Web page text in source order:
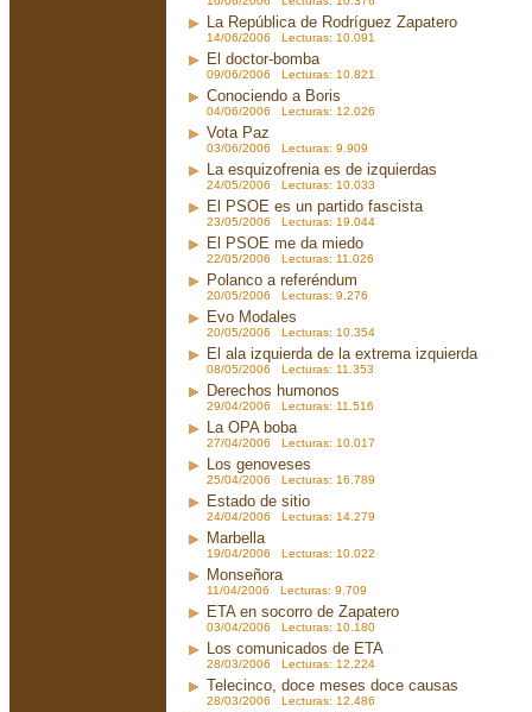
La República de Rodríguez Zapatero
14/06/2006 Lecturas: 10.091
El doctor-bomba
09/06/2006 Lecturas: 10.821
Conociendo a Boris
04/06/2006 Lecturas: 12.026
Vota Paz
03/06/2006 Lecturas: 9.909
La esquizofrenia es de izquierdas
24/05/2006 Lecturas: 10.033
El PSOE es un partido fascista
23/05/2006 Lecturas: 19.044
El PSOE me da miedo
22/05/2006 Lecturas: 11.026
Polanco a referéndum
20/05/2006 Lecturas: 9.276
Evo Modales
20/05/2006 Lecturas: 10.354
El ala izquierda de la extrema izquierda
08/05/2006 Lecturas: 11.353
Derechos humonos
29/04/2006 Lecturas: 11.516
La OPA boba
27/04/2006 Lecturas: 10.017
Los genoveses
25/04/2006 Lecturas: 16.789
Estado de sitio
24/04/2006 Lecturas: 14.279
Marbella
19/04/2006 Lecturas: 10.022
Monseñora
11/04/2006 Lecturas: 9.709
ETA en socorro de Zapatero
03/04/2006 Lecturas: 10.180
Los comunicados de ETA
28/03/2006 Lecturas: 12.224
Telecinco, doce meses doce causas
28/03/2006 Lecturas: 12.486